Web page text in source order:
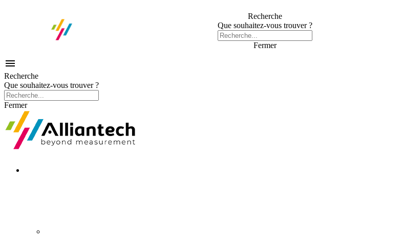
Recherche
Que souhaitez-vous trouver ?
Fermer

Recherche
Que souhaitez-vous trouver ?
Fermer